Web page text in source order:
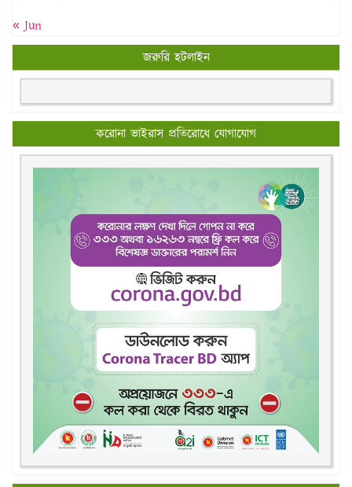
« Jun
জরুরি হটলাইন
করোনা ভাইরাস প্রতিরোধে যোগাযোগ